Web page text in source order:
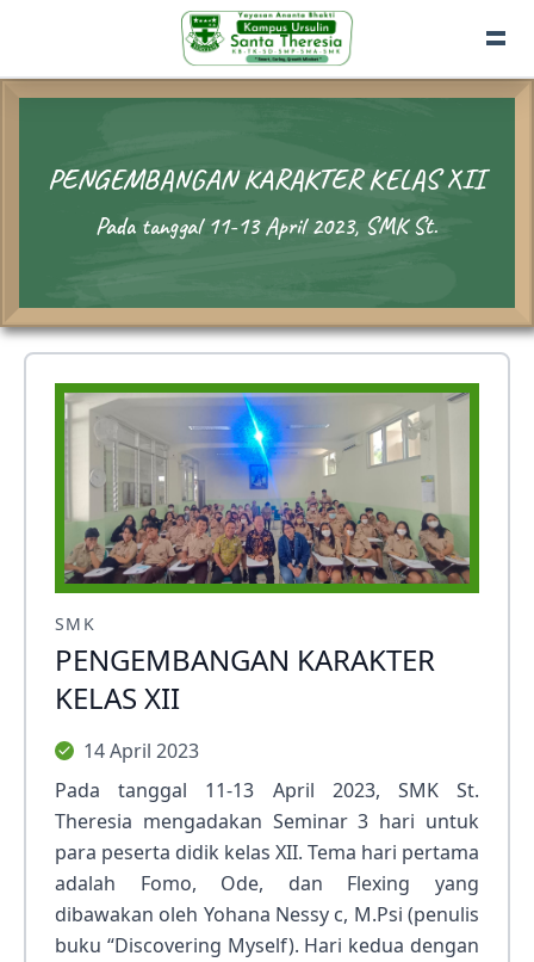
PENGEMBANGAN KARAKTER KELAS XII
Pada tanggal 11-13 April 2023, SMK St.
SMK
PENGEMBANGAN KARAKTER
KELAS XII
14 April 2023
Pada tanggal 11-13 April 2023, SMK St.
Theresia mengadakan Seminar 3 hari untuk
para peserta didik kelas XII. Tema hari pertama
adalah Fomo, Ode, dan Flexing yang
dibawakan oleh Yohana Nessy c, M.Psi (penulis
buku “Discovering Myself). Hari kedua dengan